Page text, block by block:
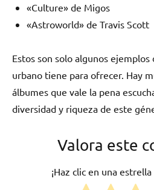
«Culture» de Migos
«Astroworld» de Travis Scott
Estos son solo algunos
urbano tiene para ofrecer. Hay
álbumes que vale la pena
diversidad y riqueza de este
Valora este
¡Haz clic en una